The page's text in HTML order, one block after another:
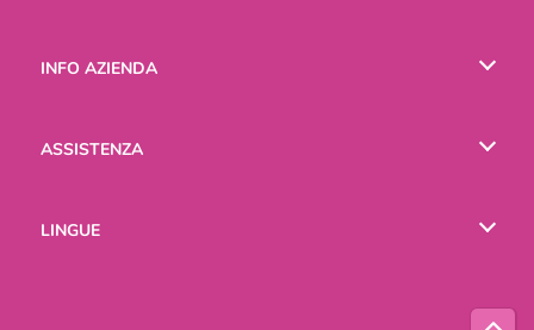
INFO AZIENDA
ASSISTENZA
LINGUE